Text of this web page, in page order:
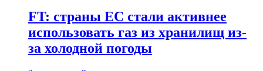
FT: страны ЕС стали активнее
использовать газ из хранилищ из-
за холодной погоды